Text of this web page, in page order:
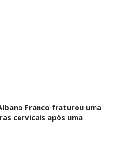
Franco fraturou uma
cervicais após uma